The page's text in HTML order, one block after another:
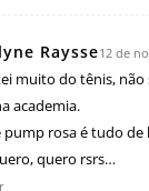
Raysse12 de
muito do tênis,
academia.
pump rosa é tudo de
quero rsrs…